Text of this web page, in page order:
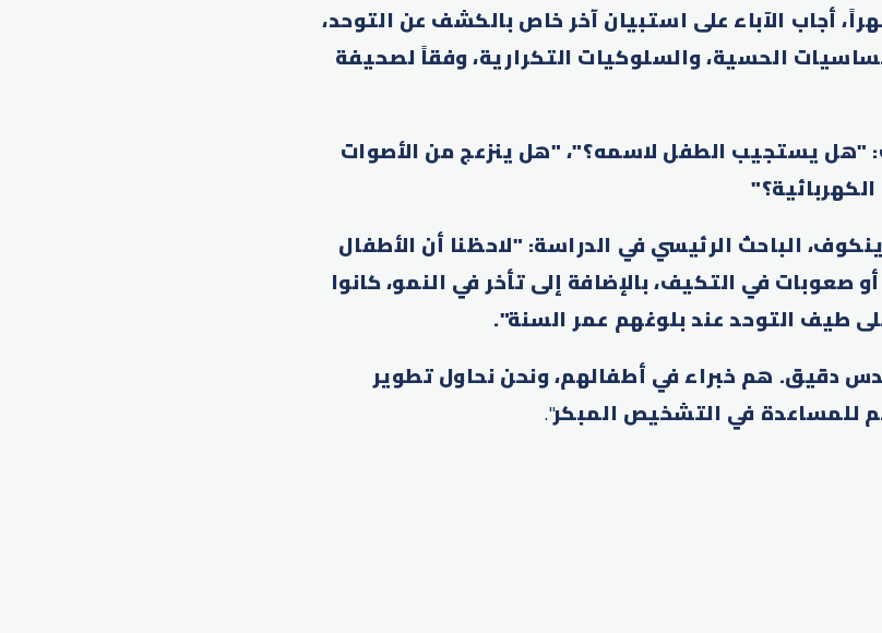
بلوغ الأطفال سن 12 شهراً، أجاب الآباء على استبيان آخر خاص بالكشف عن التوحد،
الحسية، والسلوكيات التكرارية، وفقاً لصحيفة
"هل يستجيب الطفل لاسمه؟"، "هل ينزعج من الأصوات
الباحث الرئيسي في الدراسة: "لاحظنا أن الأطفال
صعوبات في التكيف، بالإضافة إلى تأخر في النمو، كانوا
طيف التوحد عند بلوغهم عمر السنة".
دقيق. هم خبراء في أطفالهم، ونحن نحاول تطوير
للمساعدة في التشخيص المبكر".